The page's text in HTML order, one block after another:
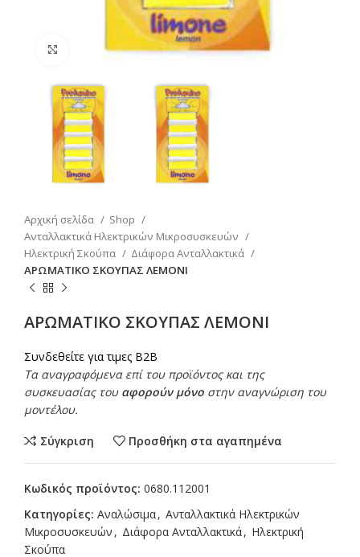
Κάντε κλικ για μεγέθυνση
Αρχική σελίδα
Shop
Ανταλλακτικά Ηλεκτρικών Μικροσυσκευών
Ηλεκτρική Σκούπα
Διάφορα Ανταλλακτικά
ΑΡΩΜΑΤΙΚΟ ΣΚΟΥΠΑΣ ΛΕΜΟΝΙ
ΑΡΩΜΑΤΙΚΟ ΣΚΟΥΠΑΣ ΛΕΜΟΝΙ
Συνδεθείτε για τιμες B2B
Τα αναγραφόμενα επί του προϊόντος και της
συσκευασίας του αφορούν μόνο στην αναγνώριση του
μοντέλου.
Σύγκριση Προσθήκη στα αγαπημένα
Κωδικός προϊόντος: 0680.112001
Κατηγορίες: Αναλώσιμα, Ανταλλακτικά Ηλεκτρικών
Μικροσυσκευών , Διάφορα Ανταλλακτικά, Ηλεκτρική
Σκούπα